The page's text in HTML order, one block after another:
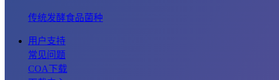
传统发酵食品菌种
用户支持
常见问题
COA下载